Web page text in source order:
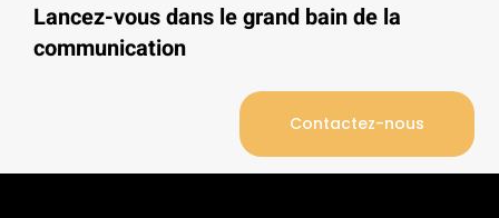
Lancez-vous dans le grand bain de la
communication
Contactez-nous